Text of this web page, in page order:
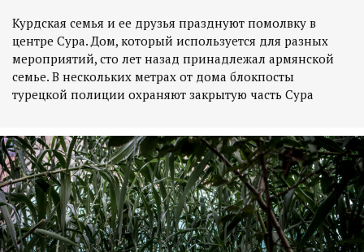
Курдская семья и ее друзья празднуют помолвку в
центре Сура. Дом, который используется для разных
мероприятий, сто лет назад принадлежал армянской
семье. В нескольких метрах от дома блокпосты
турецкой полиции охраняют закрытую часть Сура